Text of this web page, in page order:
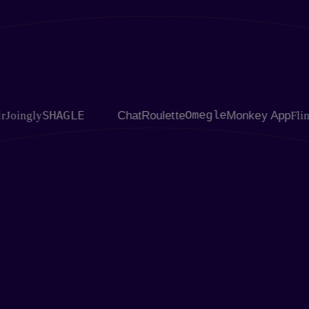
SHAGLE ChatRouletteOmegleMonkey AppFlingster